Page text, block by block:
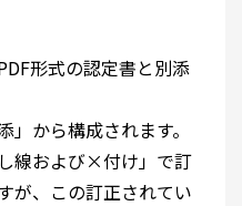
形式の認定書と別添
から構成されます。
線および×付け」で訂
が、この訂正されてい